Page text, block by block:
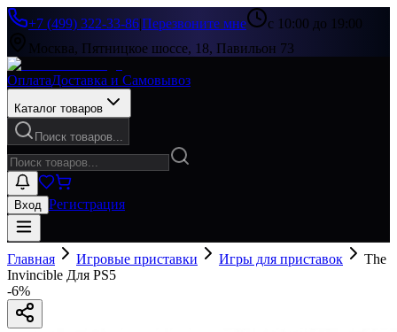
+7 (499) 322-33-86|Перезвоните мне
с 10:00 до 19:00
Москва, Пятницкое шоссе, 18, Павильон 73
ОплатаДоставка и Самовывоз
Каталог товаров
Поиск товаров...
Вход Регистрация
Главная Игровые приставки Игры для приставок
The
Invincible Для PS5
-6%